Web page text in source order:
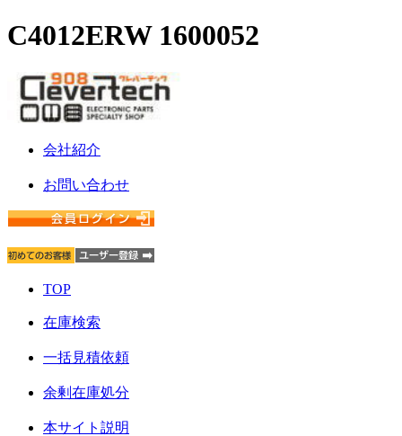
C4012ERW 1600052
会社紹介
お問い合わせ
TOP
在庫検索
一括見積依頼
余剰在庫処分
本サイト説明